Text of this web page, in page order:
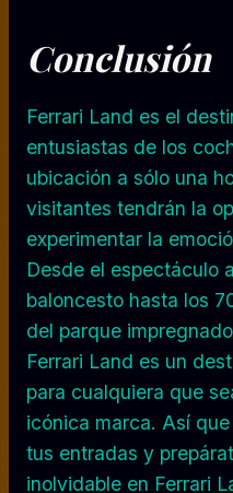
Conclusión
Ferrari Land es el
entusiastas de los
ubicación a sólo una
visitantes tendrán la
experimentar la
Desde el espectáculo
baloncesto hasta los
del parque
Ferrari Land es un
para cualquiera que
icónica marca. Así
tus entradas y
inolvidable en Ferrari